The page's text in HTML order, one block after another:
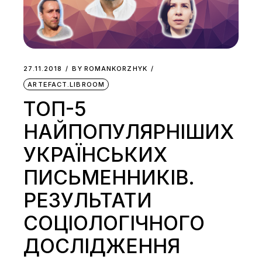
27.11.2018 BY ROMANKORZHYK
ARTEFACT.LIBROOM
ТОП-5
НАЙПОПУЛЯРНІШИХ
УКРАЇНСЬКИХ
ПИСЬМЕННИКІВ.
РЕЗУЛЬТАТИ
СОЦІОЛОГІЧНОГО
ДОСЛІДЖЕННЯ